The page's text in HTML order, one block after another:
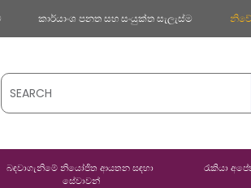
කාර්යාංශ පනත සහ සංයුක්ත සැලැස්ම
බඳවාගැනිමේ නියෝජිත ආයතන සඳහා
සේවාවන්
රැකියා